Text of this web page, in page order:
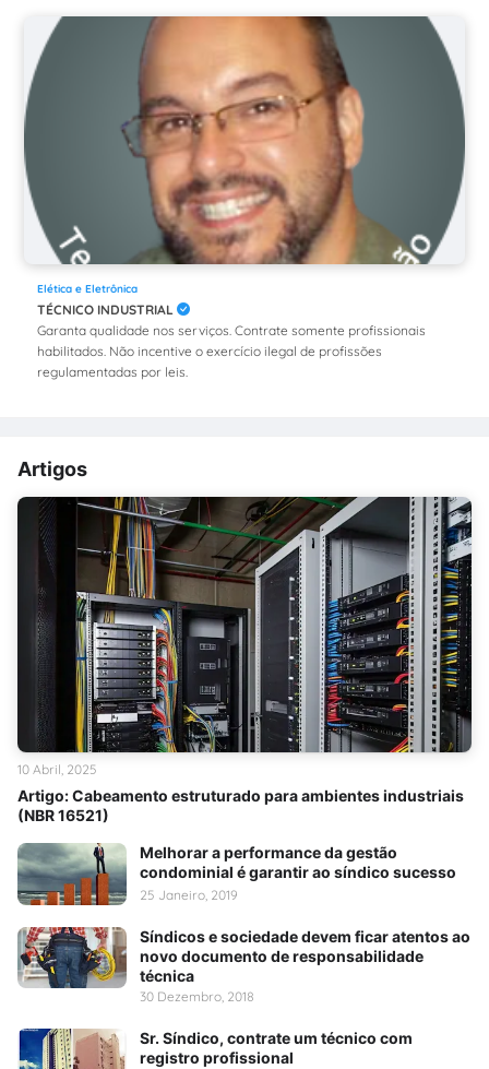
Elética e Eletrônica
TÉCNICO INDUSTRIAL
Garanta qualidade nos serviços. Contrate somente profissionais
habilitados. Não incentive o exercício ilegal de profissões
regulamentadas por leis.
Artigos
Artigo: Cabeamento estruturado para ambientes industriais
(NBR 16521)
10 Abril, 2025
Melhorar a performance da gestão
condominial é garantir ao síndico sucesso
25 Janeiro, 2019
Síndicos e sociedade devem ficar atentos ao
novo documento de responsabilidade
técnica
30 Dezembro, 2018
Sr. Síndico, contrate um técnico com
registro profissional